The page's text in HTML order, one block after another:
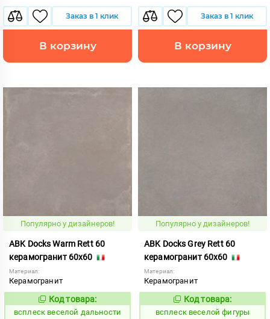
Заказ в 1 клик
В корзину
Заказ в 1 клик
В корзину
Популярно у дизайнеров!
ABK Docks Warm Rett 60
керамогранит 60x60
Материал:
Керамогранит
235621
Код товара:
всплеск веселой дальности
Популярно у дизайнеров!
ABK Docks Grey Rett 60
керамогранит 60x60
Материал:
Керамогранит
235615
Код товара:
всплеск веселой фигуры